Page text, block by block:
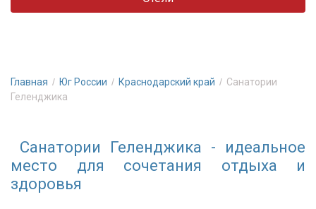
Главная Юг России Краснодарский край
Санатории
Геленджика
Санатории Геленджика - идеальное
место для сочетания отдыха и
здоровья